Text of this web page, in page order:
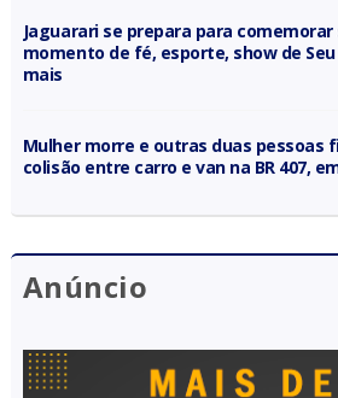
Jaguarari se prepara para
momento de fé, esporte, show de
mais
Mulher morre e outras duas pessoas
colisão entre carro e van na BR 407,
Anúncio